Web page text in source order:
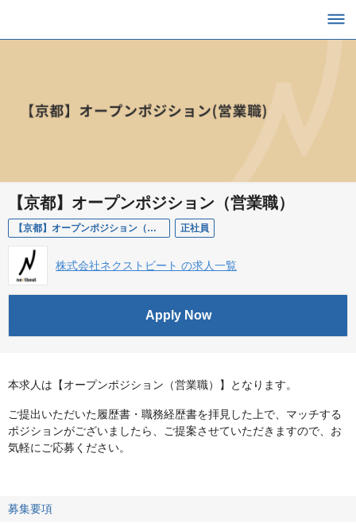
【京都】オープンポジション（営業職）
【京都】オープンポジション（営業職） 正社員
株式会社ネクストビート の求人一覧
Apply Now
本求人は【オープンポジション（営業職）】となります。
ご提出いただいた履歴書・職務経歴書を拝見した上で、マッチする
ポジションがございましたら、ご提案させていただきますので、お
気軽にご応募ください。
募集要項